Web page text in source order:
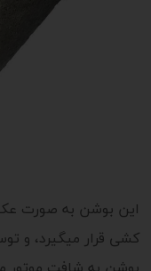
این بوشن به صورت
کشی قرار میگیرد، و